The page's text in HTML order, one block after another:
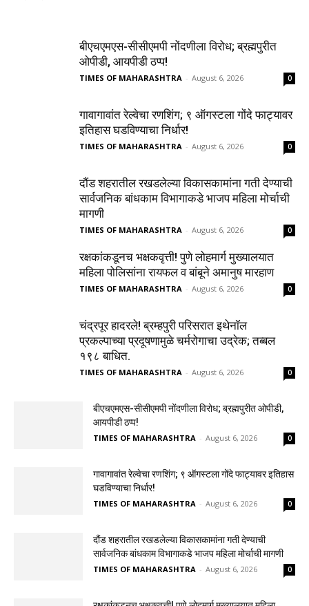
बीएचएमएस-सीसीएमपी नोंदणीला विरोध; ब्रह्मपुरीत
ओपीडी, आयपीडी ठप्प!
TIMES OF MAHARASHTRA - August 6, 2026 0
गावागावांत रेल्वेचा रणशिंग; ९ ऑगस्टला गोंदे फाट्यावर
इतिहास घडविण्याचा निर्धार!
TIMES OF MAHARASHTRA - August 6, 2026 0
दौंड शहरातील रखडलेल्या विकासकामांना गती देण्याची
सार्वजनिक बांधकाम विभागाकडे भाजप महिला मोर्चाची
मागणी
TIMES OF MAHARASHTRA - August 6, 2026 0
रक्षकांकडूनच भक्षकवृत्ती! पुणे लोहमार्ग मुख्यालयात
महिला पोलिसांना रायफल व बांबूने अमानुष मारहाण
TIMES OF MAHARASHTRA - August 6, 2026 0
चंद्रपूर हादरले! ब्रम्हपुरी परिसरात इथेनॉल
प्रकल्पाच्या प्रदूषणामुळे चर्मरोगाचा उद्रेक; तब्बल
१९८ बाधित.
TIMES OF MAHARASHTRA - August 6, 2026 0
बीएचएमएस-सीसीएमपी नोंदणीला विरोध; ब्रह्मपुरीत ओपीडी,
आयपीडी ठप्प!
TIMES OF MAHARASHTRA - August 6, 2026 0
गावागावांत रेल्वेचा रणशिंग; ९ ऑगस्टला गोंदे फाट्यावर इतिहास
घडविण्याचा निर्धार!
TIMES OF MAHARASHTRA - August 6, 2026 0
दौंड शहरातील रखडलेल्या विकासकामांना गती देण्याची
सार्वजनिक बांधकाम विभागाकडे भाजप महिला मोर्चाची मागणी
TIMES OF MAHARASHTRA - August 6, 2026 0